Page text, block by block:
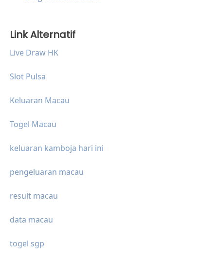
Link Alternatif
Live Draw HK
Slot Pulsa
Keluaran Macau
Togel Macau
keluaran kamboja hari ini
pengeluaran macau
result macau
data macau
togel sgp